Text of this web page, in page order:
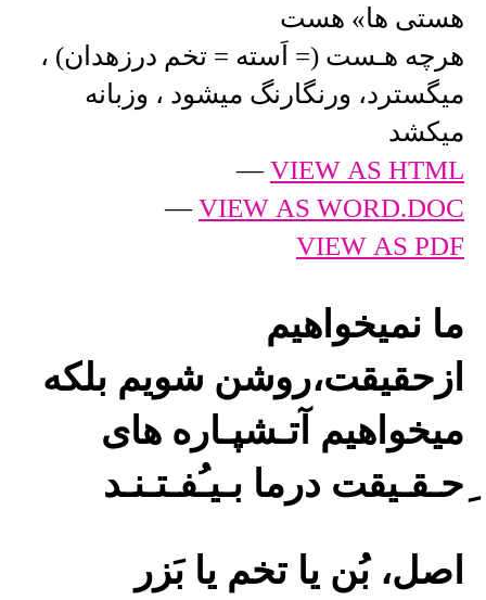
هستی ها» هست
هرچه هـست (= اَسته = تخم درزهدان) ،
میگسترد، ورنگارنگ میشود ، وزبانه
میکشد
VIEW AS HTML
—
VIEW AS WORD.DOC
—
VIEW AS PDF
ما نمیخواهیم
ازحقیقت،روشن شویم بلکه
میخواهیم آتـشپـاره های
ِحـقـیقت درما بـیـُفـتـنـد
اصل، بُن یا تخم یا بَزر